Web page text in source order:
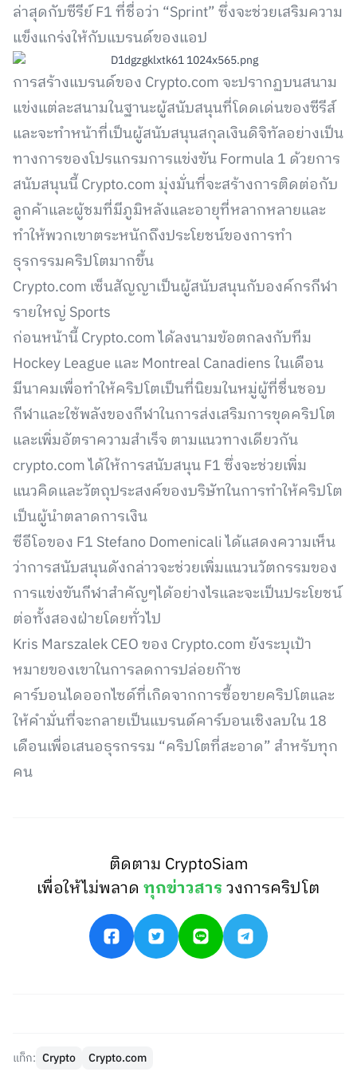
ล่าสุดกับซีรีย์ F1 ที่ชื่อว่า “Sprint” ซึ่งจะช่วยเสริมความ
แข็งแกร่งให้กับแบรนด์ของแอป
การสร้างแบรนด์ของ Crypto.com จะปรากฏบนสนาม
แข่งแต่ละสนามในฐานะผู้สนับสนุนที่โดดเด่นของซีรีส์
และจะทำหน้าที่เป็นผู้สนับสนุนสกุลเงินดิจิทัลอย่างเป็น
ทางการของโปรแกรมการแข่งขัน Formula 1 ด้วยการ
สนับสนุนนี้ Crypto.com มุ่งมั่นที่จะสร้างการติดต่อกับ
ลูกค้าและผู้ชมที่มีภูมิหลังและอายุที่หลากหลายและ
ทำให้พวกเขาตระหนักถึงประโยชน์ของการทำ
ธุรกรรมคริปโตมากขึ้น
Crypto.com เซ็นสัญญาเป็นผู้สนับสนุนกับองค์กรกีฬา
รายใหญ่ Sports
ก่อนหน้านี้ Crypto.com ได้ลงนามข้อตกลงกับทีม
Hockey League และ Montreal Canadiens ในเดือน
มีนาคมเพื่อทำให้คริปโตเป็นที่นิยมในหมู่ผู้ที่ชื่นชอบ
กีฬาและใช้พลังของกีฬาในการส่งเสริมการขุดคริปโต
และเพิ่มอัตราความสำเร็จ ตามแนวทางเดียวกัน
crypto.com ได้ให้การสนับสนุน F1 ซึ่งจะช่วยเพิ่ม
แนวคิดและวัตถุประสงค์ของบริษัทในการทำให้คริปโต
เป็นผู้นำตลาดการเงิน
ซีอีโอของ F1 Stefano Domenicali ได้แสดงความเห็น
ว่าการสนับสนุนดังกล่าวจะช่วยเพิ่มแนวนวัตกรรมของ
การแข่งขันกีฬาสำคัญๆได้อย่างไรและจะเป็นประโยชน์
ต่อทั้งสองฝ่ายโดยทั่วไป
Kris Marszalek CEO ของ Crypto.com ยังระบุเป้า
หมายของเขาในการลดการปล่อยก๊าซ
คาร์บอนไดออกไซด์ที่เกิดจากการซื้อขายคริปโตและ
ให้คำมั่นที่จะกลายเป็นแบรนด์คาร์บอนเชิงลบใน 18
เดือนเพื่อเสนอธุรกรรม “คริปโตที่สะอาด” สำหรับทุก
คน
ติดตาม CryptoSiam
เพื่อให้ไม่พลาดทุกข่าวสารวงการคริปโต
แท็ก: Crypto Crypto.com